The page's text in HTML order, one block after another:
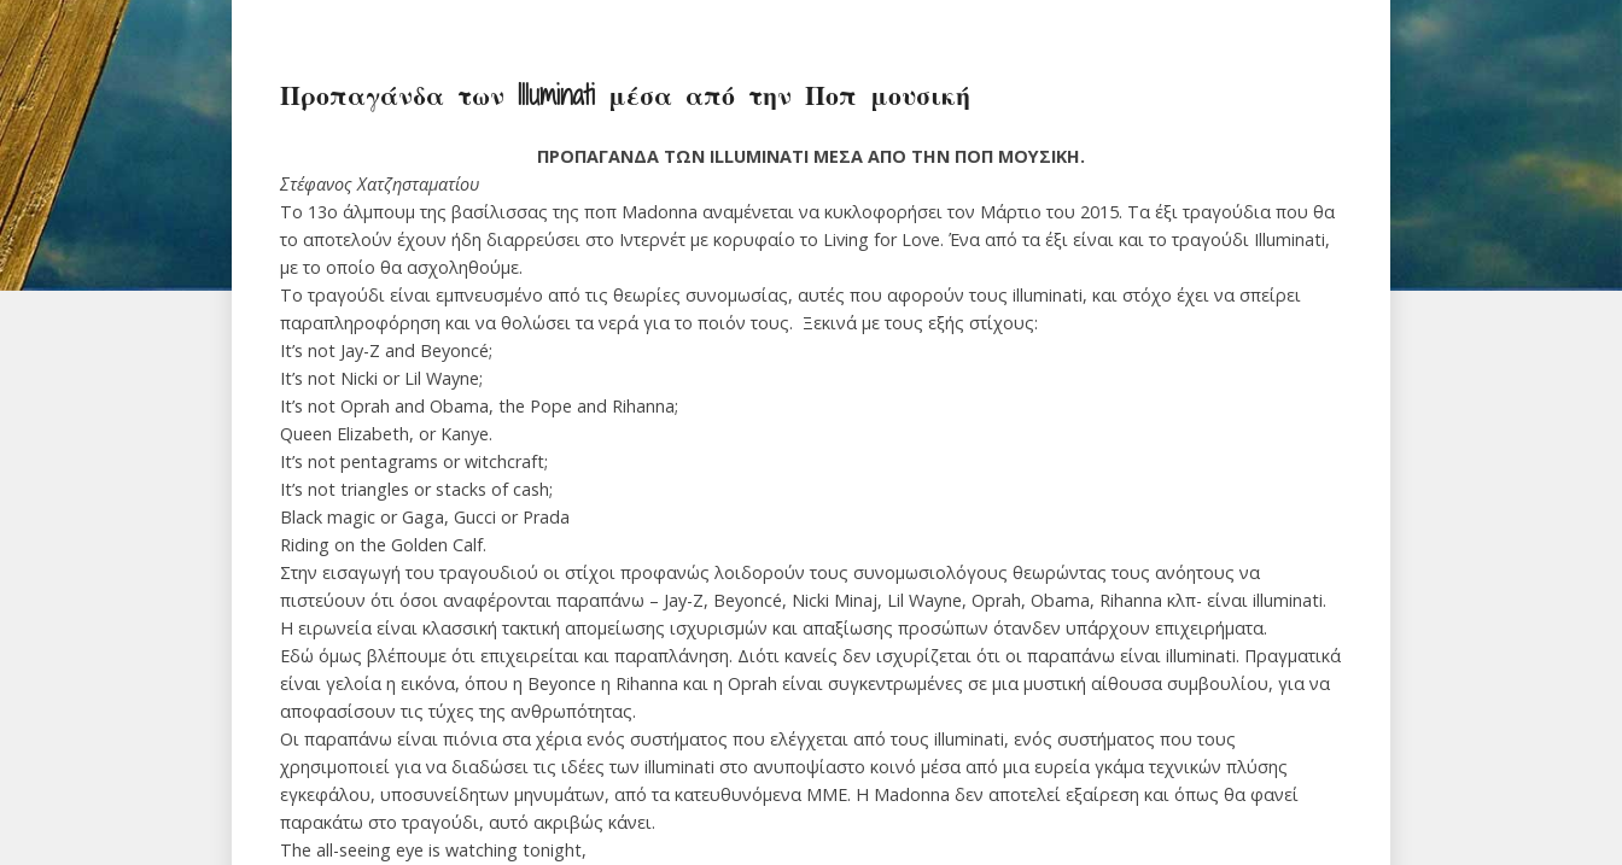
Προπαγάνδα των Illuminati μέσα από την Ποπ μουσική
ΠΡΟΠΑΓΑΝΔΑ ΤΩΝ ILLUMINATI ΜΕΣΑ ΑΠΟ ΤΗΝ ΠΟΠ ΜΟΥΣΙΚΗ.
Στέφανος Χατζησταματίου
Το 13ο άλμπουμ της βασίλισσας της ποπ Madonna αναμένεται να κυκλοφορήσει τον Μάρτιο του 2015. Τα έξι τραγούδια που θα
το αποτελούν έχουν ήδη διαρρεύσει στο Ιντερνέτ με κορυφαίο το Living for Love. Ένα από τα έξι είναι και το τραγούδι Illuminati,
με το οποίο θα ασχοληθούμε.
Το τραγούδι είναι εμπνευσμένο από τις θεωρίες συνομωσίας, αυτές που αφορούν τους illuminati, και στόχο έχει να σπείρει
παραπληροφόρηση και να θολώσει τα νερά για το ποιόν τους. Ξεκινά με τους εξής στίχους:
It’s not Jay-Z and Beyoncé;
It’s not Nicki or Lil Wayne;
It’s not Oprah and Obama, the Pope and Rihanna;
Queen Elizabeth, or Kanye.
It’s not pentagrams or witchcraft;
It’s not triangles or stacks of cash;
Black magic or Gaga, Gucci or Prada
Riding on the Golden Calf.
Στην εισαγωγή του τραγουδιού οι στίχοι προφανώς λοιδορούν τους συνομωσιολόγους θεωρώντας τους ανόητους να
πιστεύουν ότι όσοι αναφέρονται παραπάνω – Jay-Z, Beyoncé, Nicki Minaj, Lil Wayne, Oprah, Obama, Rihanna κλπ- είναι illuminati.
Η ειρωνεία είναι κλασσική τακτική απομείωσης ισχυρισμών και απαξίωσης προσώπων ότανδεν υπάρχουν επιχειρήματα.
Εδώ όμως βλέπουμε ότι επιχειρείται και παραπλάνηση. Διότι κανείς δεν ισχυρίζεται ότι οι παραπάνω είναι illuminati. Πραγματικά
είναι γελοία η εικόνα, όπου η Beyonce η Rihanna και η Oprah είναι συγκεντρωμένες σε μια μυστική αίθουσα συμβουλίου, για να
αποφασίσουν τις τύχες της ανθρωπότητας.
Οι παραπάνω είναι πιόνια στα χέρια ενός συστήματος που ελέγχεται από τους illuminati, ενός συστήματος που τους
χρησιμοποιεί για να διαδώσει τις ιδέες των illuminati στο ανυποψίαστο κοινό μέσα από μια ευρεία γκάμα τεχνικών πλύσης
εγκεφάλου, υποσυνείδητων μηνυμάτων, από τα κατευθυνόμενα ΜΜΕ. Η Madonna δεν αποτελεί εξαίρεση και όπως θα φανεί
παρακάτω στο τραγούδι, αυτό ακριβώς κάνει.
The all-seeing eye is watching tonight,